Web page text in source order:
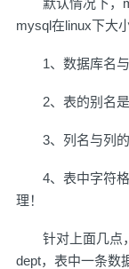
默认情况下，
mysql在linux下大
1、数据库名与
2、表的别名是
3、列名与列的
4、表中字符格
理！
针对上面几点，
dept，表中一条数